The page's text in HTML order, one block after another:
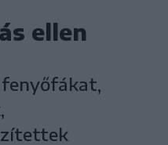
ellen
fenyőfákat,